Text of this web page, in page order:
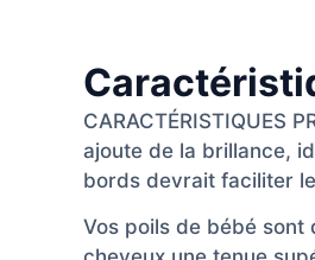
CARACTÉRISTIQUES
ajoute de la brillance,
bords devrait faciliter
Vos poils de bébé sont